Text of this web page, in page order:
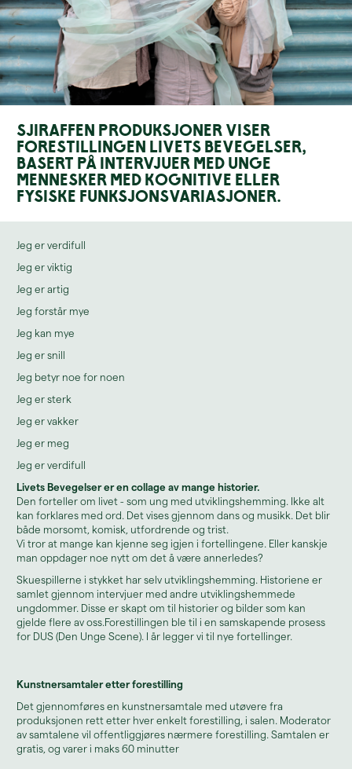
Sjiraffen Produksjoner viser
forestillingen Livets Bevegelser,
basert på intervjuer med unge
mennesker med kognitive eller
fysiske funksjonsvariasjoner.
Jeg er verdifull
Jeg er viktig
Jeg er artig
Jeg forstår mye
Jeg kan mye
Jeg er snill
Jeg betyr noe for noen
Jeg er sterk
Jeg er vakker
Jeg er meg
Jeg er verdifull
Livets Bevegelser er en collage av mange historier.
Den forteller om livet - som ung med utviklingshemming. Ikke alt
kan forklares med ord. Det vises gjennom dans og musikk. Det blir
både morsomt, komisk, utfordrende og trist.
Vi tror at mange kan kjenne seg igjen i fortellingene. Eller kanskje
man oppdager noe nytt om det å være annerledes?
Skuespillerne i stykket har selv utviklingshemming. Historiene er
samlet gjennom intervjuer med andre utviklingshemmede
ungdommer. Disse er skapt om til historier og bilder som kan
gjelde flere av oss.Forestillingen ble til i en samskapende prosess
for DUS (Den Unge Scene). I år legger vi til nye fortellinger.
Kunstnersamtaler etter forestilling
Det gjennomføres en kunstnersamtale med utøvere fra
produksjonen rett etter hver enkelt forestilling, i salen. Moderator
av samtalene vil offentliggjøres nærmere forestilling. Samtalen er
gratis, og varer i maks 60 minutter